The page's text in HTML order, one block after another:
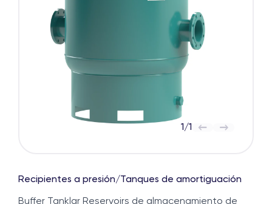
1/1
Recipientes a presión/Tanques de amortiguación
Buffer Tanklar Reservoirs de almacenamiento de